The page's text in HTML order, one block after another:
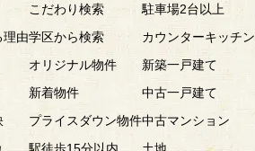
理由
こだわり検索
学区から検索
オリジナル物件
新着物件
プライスダウン物件
駐車場2台以上
カウンターキッチン
新築一戸建て
中古一戸建て
中古マンション